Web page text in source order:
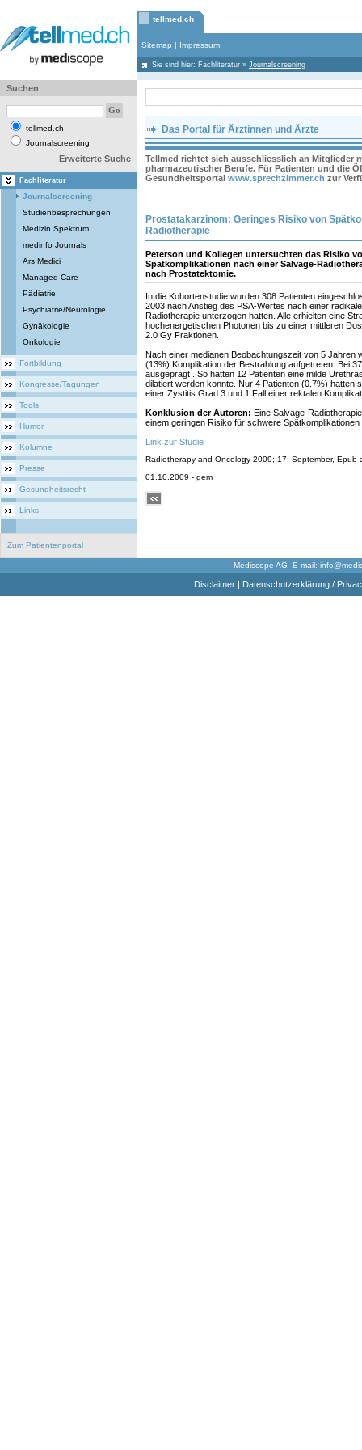
tellmed.ch
Sitemap | Impressum
Sie sind hier: Fachliteratur » Journalscreening
Suchen
tellmed.ch
Journalscreening
Erweiterte Suche
Fachliteratur
Journalscreening
Studienbesprechungen
Medizin Spektrum
medinfo Journals
Ars Medici
Managed Care
Pädiatrie
Psychiatrie/Neurologie
Gynäkologie
Onkologie
Fortbildung
Kongresse/Tagungen
Tools
Humor
Kolumne
Presse
Gesundheitsrecht
Links
Zum Patientenportal
Das Portal für Ärztinnen und Ärzte
Tellmed richtet sich ausschliesslich an Mitglieder
pharmazeutischer Berufe. Für Patienten und die
Gesundheitsportal www.sprechzimmer.ch zur
Prostatakarzinom: Geringes Risiko von
Radiotherapie
Peterson und Kollegen untersuchten das Risiko
Spätkomplikationen nach einer Salvage-
nach Prostatektomie.
In die Kohortenstudie wurden 308 Patienten
2003 nach Anstieg des PSA-Wertes nach einer
Radiotherapie unterzogen hatten. Alle erhielten eine
hochenergetischen Photonen bis zu einer mittleren
2.0 Gy Fraktionen.
Nach einer medianen Beobachtungszeit von 5 Jahren
(13%) Komplikation der Bestrahlung aufgetreten. Bei
ausgeprägt . So hatten 12 Patienten eine milde
dilatiert werden konnte. Nur 4 Patienten (0.7%) hatten
einer Zystitis Grad 3 und 1 Fall einer rektalen
Konklusion der Autoren: Eine Salvage-
einem geringen Risiko für schwere
Link zur Studie
Radiotherapy and Oncology 2009; 17. September, Epub
01.10.2009 - gem
Mediscope AG E-mail:
Disclaimer| Datenschutzerklärung /